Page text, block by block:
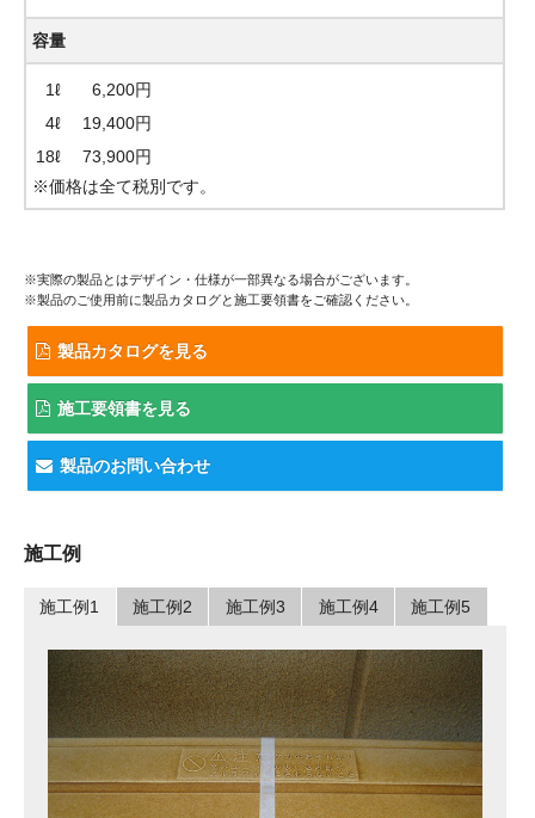
容量
1ℓ
6,200円
4ℓ
19,400円
18ℓ
73,900円
※価格は全て税別です。
※実際の製品とはデザイン・仕様が一部異なる場合がございます。
※製品のご使用前に製品カタログと施工要領書をご確認ください。
製品カタログを見る
施工要領書を見る
製品のお問い合わせ
施工例
施工例1 施工例2 施工例3 施工例4 施工例5